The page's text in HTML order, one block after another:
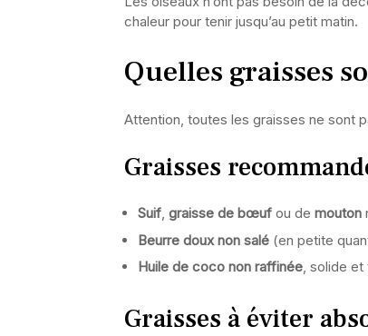
chaleur pour tenir jusqu’au petit matin.
Quelles graisses
Attention, toutes les graisses ne sont
Graisses
Suif, graisse de bœuf ou de mouton
Beurre doux non salé (en petite
Huile de coco non raffinée, solide et
Graisses à éviter